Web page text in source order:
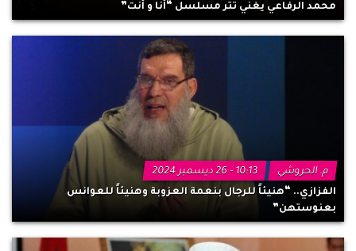
محمد الرفاعي يغني تتر مسلسل “أنا و أنت”
م. الحروشي
10:13 - 26 ديسمبر 2024
الفزازي.. “هنيئاً للرجال بنعمة العزوبة وهنيئاً للعوانس
بعنوستهن”